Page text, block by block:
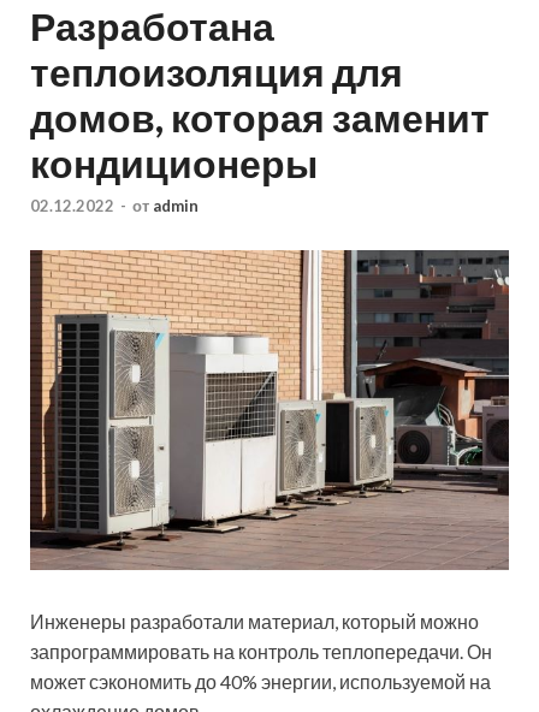
Разработана
теплоизоляция для
домов, которая заменит
кондиционеры
02.12.2022 - от admin
Инженеры разработали материал, который можно
запрограммировать на контроль теплопередачи. Он
может сэкономить до 40% энергии, используемой на